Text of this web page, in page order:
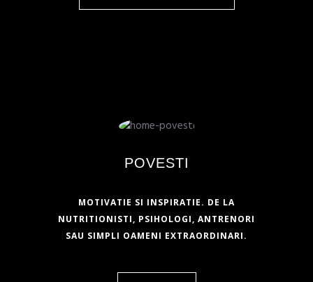
POVESTI
MOTIVATIE SI INSPIRATIE. DE LA
NUTRITIONISTI, PSIHOLOGI, ANTRENORI
SAU SIMPLI OAMENI EXTRAORDINARI.